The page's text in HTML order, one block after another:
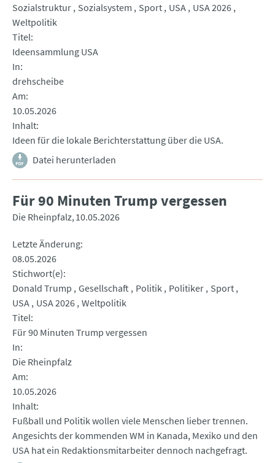
Sozialstruktur Sozialsystem Sport USA USA 2026
Weltpolitik
Titel
Ideensammlung USA
In
drehscheibe
Am
10.05.2026
Inhalt
Ideen für die lokale Berichterstattung über die USA.
Datei herunterladen
Für 90 Minuten Trump vergessen
Die Rheinpfalz 10.05.2026
Letzte Änderung
08.05.2026
Stichwort(e)
Donald Trump Gesellschaft Politik Politiker Sport
USA USA 2026 Weltpolitik
Titel
Für 90 Minuten Trump vergessen
In
Die Rheinpfalz
Am
10.05.2026
Inhalt
Fußball und Politik wollen viele Menschen lieber trennen.
Angesichts der kommenden WM in Kanada, Mexiko und den
USA hat ein Redaktionsmitarbeiter dennoch nachgefragt.